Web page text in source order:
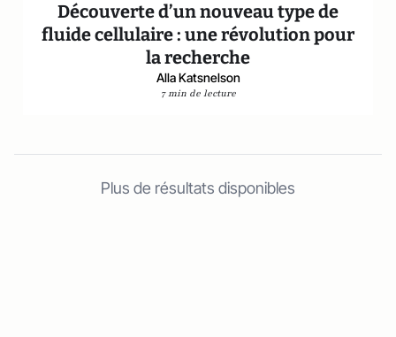
Découverte d’un nouveau type de
fluide cellulaire : une révolution pour
la recherche
Alla Katsnelson
7 min de lecture
Plus de résultats disponibles